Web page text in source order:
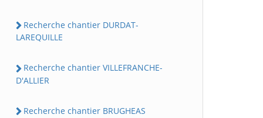
Recherche chantier DURDAT-
LAREQUILLE
Recherche chantier VILLEFRANCHE-
D'ALLIER
Recherche chantier BRUGHEAS